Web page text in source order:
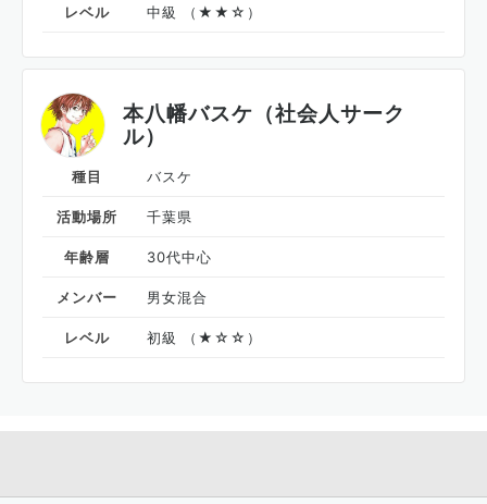
レベル 中級 （★★☆）
本八幡バスケ（社会人サーク
ル）
種目 バスケ
活動場所 千葉県
年齢層 30代中心
メンバー 男女混合
レベル 初級 （★☆☆）